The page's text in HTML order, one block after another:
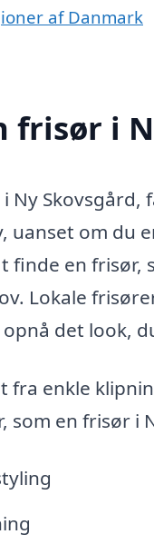
af Danmark
frisør i
Ny
uanset om du
finde en frisør,
Lokale
det look,
fra enkle
som en frisør i